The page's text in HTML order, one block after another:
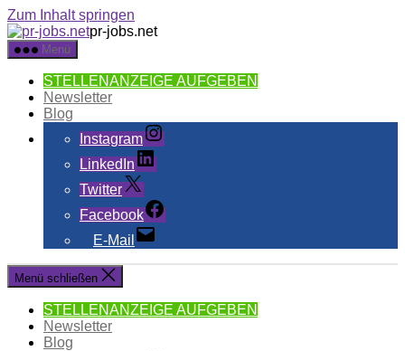
Zum Inhalt springen
pr-jobs.net
Menü
STELLENANZEIGE AUFGEBEN
Newsletter
Blog
Instagram
LinkedIn
Twitter
Facebook
E-Mail
Menü schließen
STELLENANZEIGE AUFGEBEN
Newsletter
Blog